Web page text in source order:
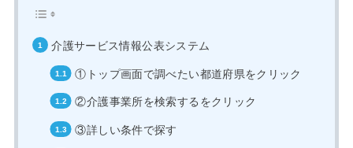
介護サービス情報公表システム
①トップ画面で調べたい都道府県をクリック
②介護事業所を検索するをクリック
③詳しい条件で探す